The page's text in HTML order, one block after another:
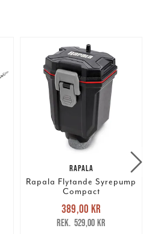
RAPALA
Rapala Flytande Syrepump
Compact
Nuvarande pris
389,00 krTidigare pris
529,00 kr
389,00 kr
529,00 kr